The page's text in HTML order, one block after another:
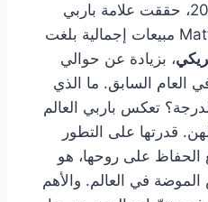
مارس 1959. في عام 2021، حققت علامة باربي
التجارية التابعة لشركة Mattel مبيعات إجمالية بلغت
، بزيادة عن حوالي
في العام السابق. ما الذي
تعكس باربي العالم
قدرتها على التطور
الحفاظ على روحها، هو
في العالم. والأهم